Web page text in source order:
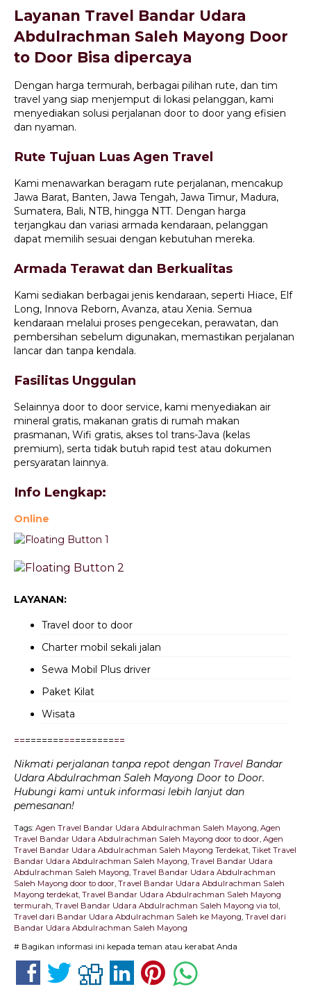
Layanan Travel Bandar Udara
Abdulrachman Saleh Mayong Door
to Door Bisa dipercaya
Dengan harga termurah, berbagai pilihan rute, dan tim
travel yang siap menjemput di lokasi pelanggan, kami
menyediakan solusi perjalanan door to door yang efisien
dan nyaman.
Rute Tujuan Luas Agen Travel
Kami menawarkan beragam rute perjalanan, mencakup
Jawa Barat, Banten, Jawa Tengah, Jawa Timur, Madura,
Sumatera, Bali, NTB, hingga NTT. Dengan harga
terjangkau dan variasi armada kendaraan, pelanggan
dapat memilih sesuai dengan kebutuhan mereka.
Armada Terawat dan Berkualitas
Kami sediakan berbagai jenis kendaraan, seperti Hiace, Elf
Long, Innova Reborn, Avanza, atau Xenia. Semua
kendaraan melalui proses pengecekan, perawatan, dan
pembersihan sebelum digunakan, memastikan perjalanan
lancar dan tanpa kendala.
Fasilitas Unggulan
Selainnya door to door service, kami menyediakan air
mineral gratis, makanan gratis di rumah makan
prasmanan, Wifi gratis, akses tol trans-Java (kelas
premium), serta tidak butuh rapid test atau dokumen
persyaratan lainnya.
Info Lengkap:
Online
LAYANAN:
Travel door to door
Charter mobil sekali jalan
Sewa Mobil Plus driver
Paket Kilat
Wisata
====================
Nikmati perjalanan tanpa repot dengan Travel Bandar
Udara Abdulrachman Saleh Mayong Door to Door.
Hubungi kami untuk informasi lebih lanjut dan
pemesanan!
Tags: Agen Travel Bandar Udara Abdulrachman Saleh Mayong, Agen
Travel Bandar Udara Abdulrachman Saleh Mayong door to door, Agen
Travel Bandar Udara Abdulrachman Saleh Mayong Terdekat, Tiket Travel
Bandar Udara Abdulrachman Saleh Mayong, Travel Bandar Udara
Abdulrachman Saleh Mayong, Travel Bandar Udara Abdulrachman
Saleh Mayong door to door, Travel Bandar Udara Abdulrachman Saleh
Mayong terdekat, Travel Bandar Udara Abdulrachman Saleh Mayong
termurah, Travel Bandar Udara Abdulrachman Saleh Mayong via tol,
Travel dari Bandar Udara Abdulrachman Saleh ke Mayong, Travel dari
Bandar Udara Abdulrachman Saleh Mayong
# Bagikan informasi ini kepada teman atau kerabat Anda